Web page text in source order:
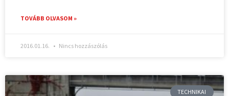
TOVÁBB OLVASOM »
2016.01.16. Nincs hozzászólás
TECHNIKAI